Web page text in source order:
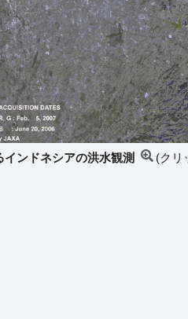
ンドネシアの洪水観測 (クリ